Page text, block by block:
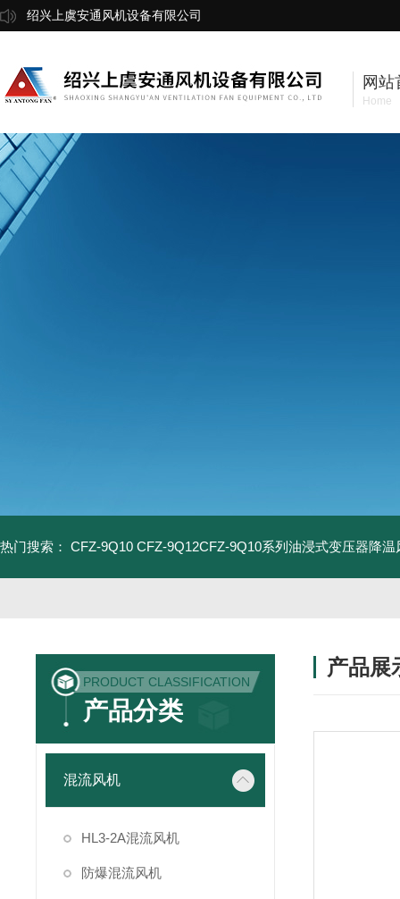
绍兴上虞安通风机设备有限公司
网站
Home
热门搜索： CFZ-9Q10 CFZ-9Q12CFZ-9Q10系列油浸式变压器降温
PRODUCT CLASSIFICATION
产品分类
混流风机
HL3-2A混流风机
防爆混流风机
产品展